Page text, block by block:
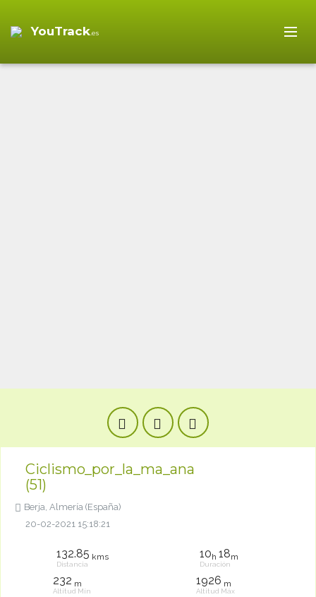
YouTrack.es
Ciclismo_por_la_ma_ana
(51)
Berja, Almería (España)
20-02-2021 15:18:21
132.85 kms
Distancia
10h 18m
Duración
232 m
Altitud Mín
1926 m
Altitud Máx